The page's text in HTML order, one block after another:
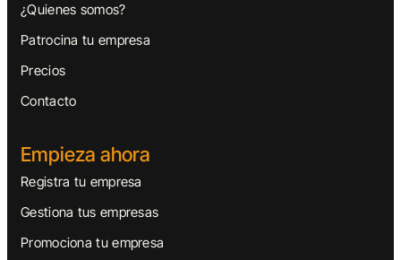
¿Quienes somos?
Patrocina tu empresa
Precios
Contacto
Empieza ahora
Registra tu empresa
Gestiona tus empresas
Promociona tu empresa